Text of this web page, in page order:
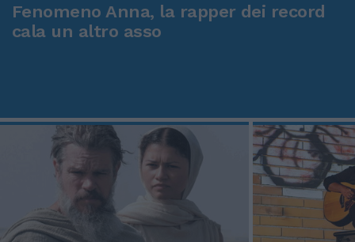
Fenomeno Anna, la rapper dei record
cala un altro asso